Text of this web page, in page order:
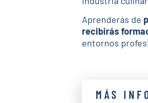
Aprenderás de
recibirás
entornos
MÁS